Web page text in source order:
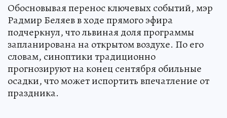
Обосновывая перенос ключевых событий, мэр
Радмир Беляев в ходе прямого эфира
подчеркнул, что львиная доля программы
запланирована на открытом воздухе. По его
словам, синоптики традиционно
прогнозируют на конец сентября обильные
осадки, что может испортить впечатление от
праздника.